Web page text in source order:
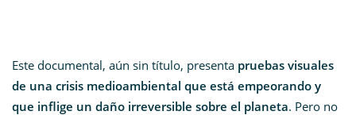
Este documental, aún sin título, presenta pruebas visuales
de una crisis medioambiental que está empeorando y
que inflige un daño irreversible sobre el planeta. Pero no